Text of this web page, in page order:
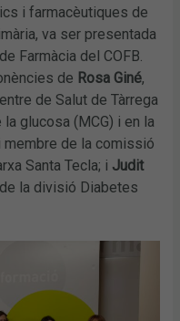
i farmacèutiques de
va ser presentada
Farmàcia del COFB.
de Rosa Giné,
de Salut de Tàrrega
glucosa (MCG) i en la
membre de la comissió
Santa Tecla; i Judit
la divisió Diabetes